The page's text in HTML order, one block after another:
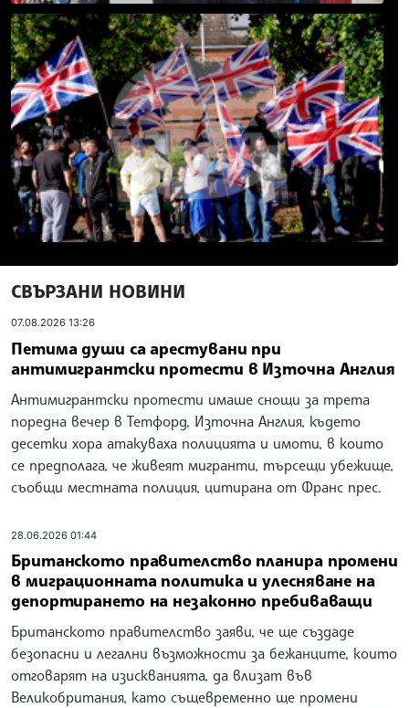
СВЪРЗАНИ НОВИНИ
07.08.2026 13:26
Петима души са арестувани при
антимигрантски протести в Източна Англия
Антимигрантски протести имаше снощи за трета
поредна вечер в Тетфорд, Източна Англия, където
десетки хора атакуваха полицията и имоти, в които
се предполага, че живеят мигранти, търсещи убежище,
съобщи местната полиция, цитирана от Франс прес.
28.06.2026 01:44
Британското правителство планира промени
в миграционната политика и улесняване на
депортирането на незаконно пребиваващи
Британското правителство заяви, че ще създаде
безопасни и легални възможности за бежанците, които
отговарят на изискванията, да влизат във
Великобритания, като същевременно ще промени